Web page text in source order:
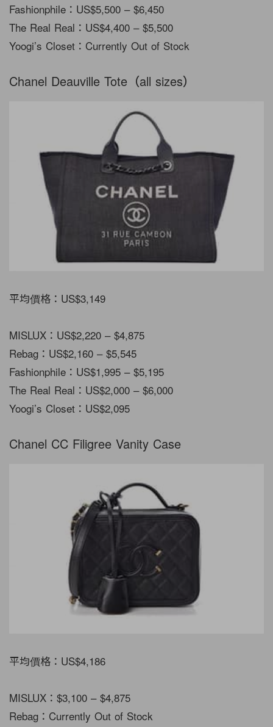
Fashionphile：US$5,500 – $6,450
The Real Real：US$4,400 – $5,500
Yoogi’s Closet：Currently Out of Stock
Chanel Deauville Tote（all sizes）
平均價格：US$3,149
MISLUX：US$2,220 – $4,875
Rebag：US$2,160 – $5,545
Fashionphile：US$1,995 – $5,195
The Real Real：US$2,000 – $6,000
Yoogi’s Closet：US$2,095
Chanel CC Filigree Vanity Case
平均價格：US$4,186
MISLUX：$3,100 – $4,875
Rebag：Currently Out of Stock